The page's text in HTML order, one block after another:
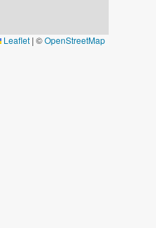
Leaflet | ©OpenStreetMap